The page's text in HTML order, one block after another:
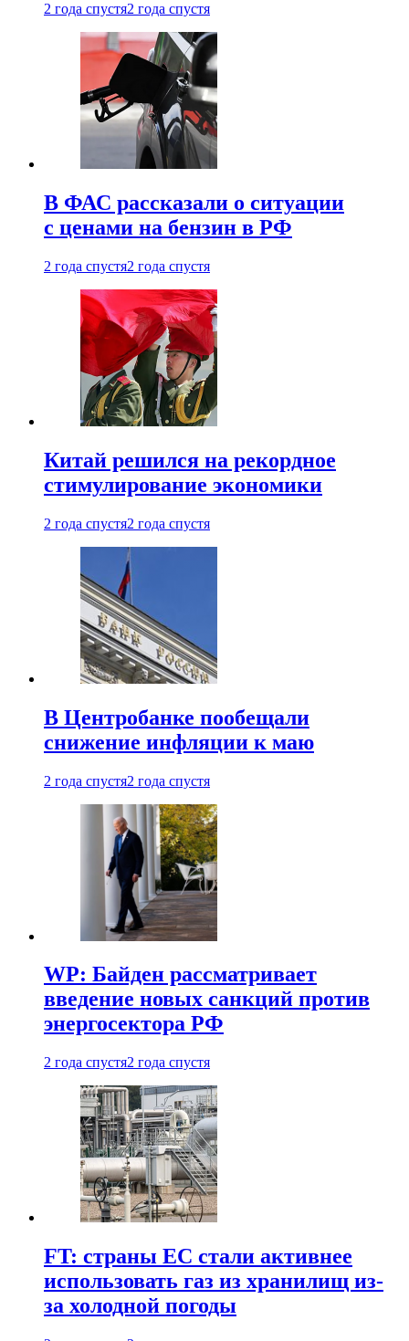
2 года спустя2 года спустя
В ФАС рассказали о ситуации
с ценами на бензин в РФ
2 года спустя2 года спустя
Китай решился на рекордное
стимулирование экономики
2 года спустя2 года спустя
В Центробанке пообещали
снижение инфляции к маю
2 года спустя2 года спустя
WP: Байден рассматривает
введение новых санкций против
энергосектора РФ
2 года спустя2 года спустя
FT: страны ЕС стали активнее
использовать газ из хранилищ из-
за холодной погоды